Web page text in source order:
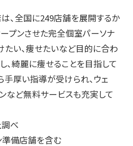
、全国に249店舗を展開するか
プンさせた完全個室パーソナ
たい、痩せたいなど目的に合わ
、綺麗に痩せることを目指して
手厚い指導が受けられ、ウェ
ンなど無料サービスも充実して
べ
備店舗を含む